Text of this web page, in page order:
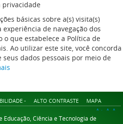
privacidade
básicas sobre a(s) visita(s)
de navegação dos
o que estabelece a Política de
Ao utilizar este site, você concorda
dados pessoais por meio de
- ALTO CONTRASTE MAPA
A+ A A-
Educação, Ciência e Tecnologia de